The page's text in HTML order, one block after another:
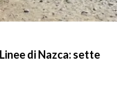
di Nazca: sette